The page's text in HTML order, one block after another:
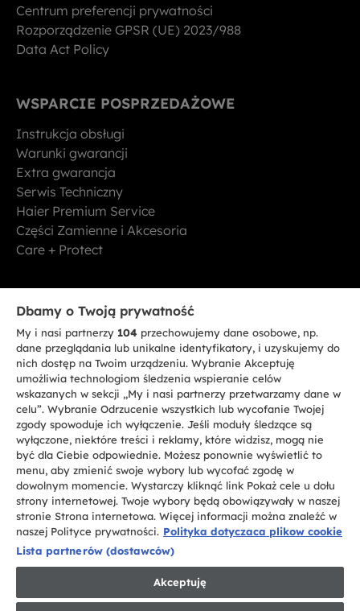
Centrum preferencji prywatności
Rozporządzenie GPSR (UE) 2023/988
Data Act Policy
WSPARCIE POSPRZEDAŻOWE
Instrukcja obsługi
Warunki gwarancji
Extra gwarancja
Serwis Techniczny
Haier Premium Service
Części Zamienne i Akcesoria
Care + Protect
Bądź w kontakcie
ZAREJESTRUJ SIĘ TERAZ
CANDY HOOVER GROUP S.r.I. - jednoosobowa sp. z.o.o. - SIEDZIBA
STATUTOWA: Via Comolli, 57 - 20861 Brugherio (MB) - Włochy -
SIEDZIBY ADMINISTRACYJNE: Via Privata Eden Fumagalli bez
nadanego numeru - 20861 Brugherio (MB) i Via Trento nr 20/A-22 - 20871
Vimercate (MB) - Włochy - Tel.: +39.039.2086.1 - Faks: +39.039.2086.237 -
Kapitał zakładowy 35.000.000,00 € wpłacony w całości - Kod identyfikacji
podatkowej i nr wpisu do Rejestru przedsiębiorstw dla rejonu Mediolan-
Monza-Brianza-Lodi 04666310158 - NIP 00786860965 - Numer wpisu do
Repertorium Ekonomiczno - Administracyjnego REA: MB-1033934 -
Candy S.p.A.
PL / Polski
Dbamy o Twoją prywatność
My i nasi partnerzy 104 przechowujemy dane osobowe, np.
dane przeglądania lub unikalne identyfikatory, i uzyskujemy do
nich dostęp na Twoim urządzeniu. Wybranie Akceptuję
umożliwia technologiom śledzenia wspieranie celów
wskazanych w sekcji „My i nasi partnerzy przetwarzamy dane w
celu”. Wybranie Odrzucenie wszystkich lub wycofanie Twojej
zgody spowoduje ich wyłączenie. Jeśli moduły śledzące są
wyłączone, niektóre treści i reklamy, które widzisz, mogą nie
być dla Ciebie odpowiednie. Możesz ponownie wyświetlić to
menu, aby zmienić swoje wybory lub wycofać zgodę w
dowolnym momencie. Wystarczy kliknąć link Pokaż cele u dołu
strony internetowej. Twoje wybory będą obowiązywały w naszej
stronie Strona internetowa. Więcej informacji można znaleźć w
naszej Polityce prywatności. Polityka dotyczaca plikow cookie
Lista partnerów (dostawców)
Akceptuję